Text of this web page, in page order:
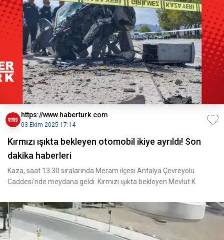
https://www.haberturk.com
03 Ekim 2025 17:14
Kırmızı ışıkta bekleyen otomobil ikiye ayrıldı! Son
dakika haberleri
Kaza, saat 13.30 sıralarında Meram ilçesi Antalya Çevreyolu
Caddesi'nde meydana geldi. Kırmızı ışıkta bekleyen Mevlüt K